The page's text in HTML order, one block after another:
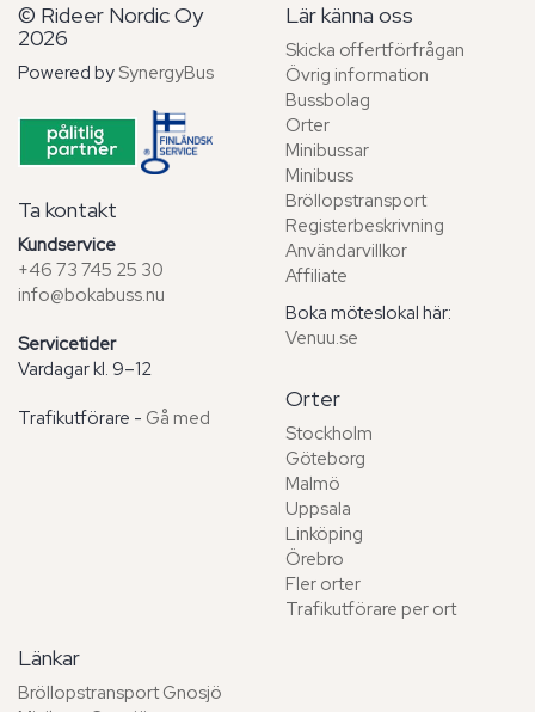
© Rideer Nordic Oy
2026
Powered by SynergyBus
Ta kontakt
Kundservice
+46 73 745 25 30
info@bokabuss.nu
Servicetider
Vardagar kl. 9–12
Trafikutförare - Gå med
Lär känna oss
Skicka offertförfrågan
Övrig information
Bussbolag
Orter
Minibussar
Minibuss
Bröllopstransport
Registerbeskrivning
Användarvillkor
Affiliate
Boka möteslokal här:
Venuu.se
Orter
Stockholm
Göteborg
Malmö
Uppsala
Linköping
Örebro
Fler orter
Trafikutförare per ort
Länkar
Bröllopstransport Gnosjö